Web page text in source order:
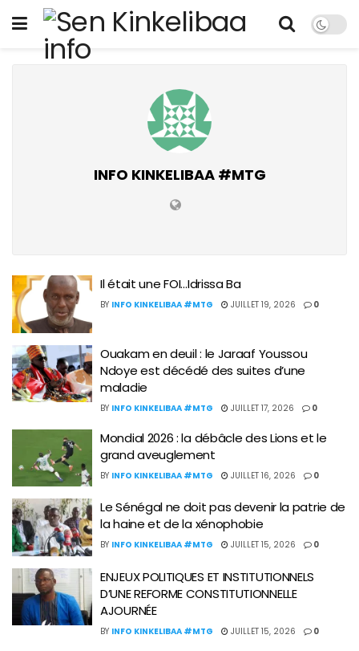
INFO KINKELIBAA #MTG
Il était une FOI…Idrissa Ba
BY INFO KINKELIBAA #MTG JUILLET 19, 2026 0
Ouakam en deuil : le Jaraaf Youssou
Ndoye est décédé des suites d’une
maladie
BY INFO KINKELIBAA #MTG JUILLET 17, 2026 0
Mondial 2026 : la débâcle des Lions et le
grand aveuglement
BY INFO KINKELIBAA #MTG JUILLET 16, 2026 0
Le Sénégal ne doit pas devenir la patrie de
la haine et de la xénophobie
BY INFO KINKELIBAA #MTG JUILLET 15, 2026 0
ENJEUX POLITIQUES ET INSTITUTIONNELS
D’UNE REFORME CONSTITUTIONNELLE
AJOURNÉE
BY INFO KINKELIBAA #MTG JUILLET 15, 2026 0